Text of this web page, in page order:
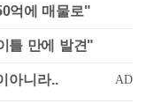
억에 매물로"
틀 만에 발견"